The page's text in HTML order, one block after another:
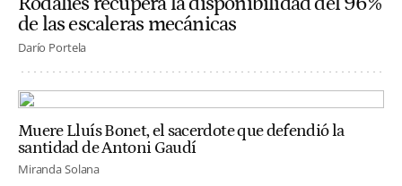
de las escaleras mecánicas
Darío Portela
Muere Lluís Bonet, el sacerdote que defendió la
santidad de Antoni Gaudí
Miranda Solana